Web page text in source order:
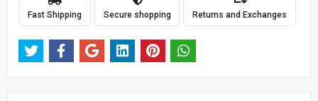
Fast Shipping Secure shopping Returns and Exchanges